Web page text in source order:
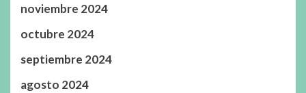
noviembre 2024
octubre 2024
septiembre 2024
agosto 2024